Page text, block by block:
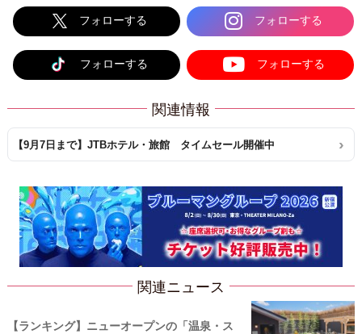
フォローする フォローする
フォローする フォローする
関連情報
【9月7日まで】JTBホテル・旅館 タイムセール開催中
関連ニュース
【ランキング】ニューオープンの「温泉・ス